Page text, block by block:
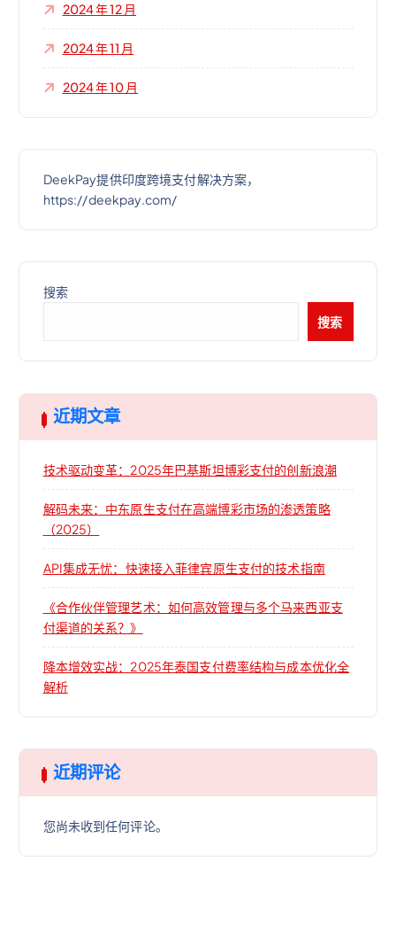
2024 年 12 月
2024 年 11 月
2024 年 10 月
DeekPay提供印度跨境支付解决方案，
https://deekpay.com/
搜索
搜索
近期文章
技术驱动变革：2025年巴基斯坦博彩支付的创新浪潮
解码未来：中东原生支付在高端博彩市场的渗透策略
（2025）
API集成无忧：快速接入菲律宾原生支付的技术指南
《合作伙伴管理艺术：如何高效管理与多个马来西亚支
付渠道的关系？》
降本增效实战：2025年泰国支付费率结构与成本优化全
解析
近期评论
您尚未收到任何评论。